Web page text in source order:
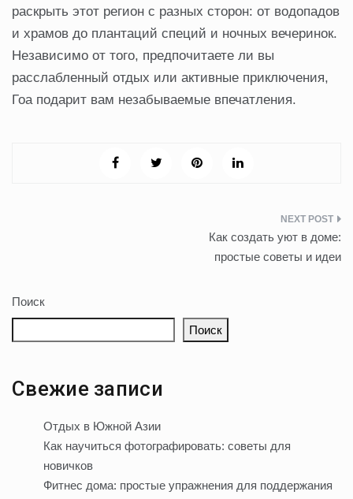
раскрыть этот регион с разных сторон: от водопадов
и храмов до плантаций специй и ночных вечеринок.
Независимо от того, предпочитаете ли вы
расслабленный отдых или активные приключения,
Гоа подарит вам незабываемые впечатления.
Как создать уют в доме:
простые советы и идеи
Поиск
Поиск
Свежие записи
Отдых в Южной Азии
Как научиться фотографировать: советы для
новичков
Фитнес дома: простые упражнения для поддержания